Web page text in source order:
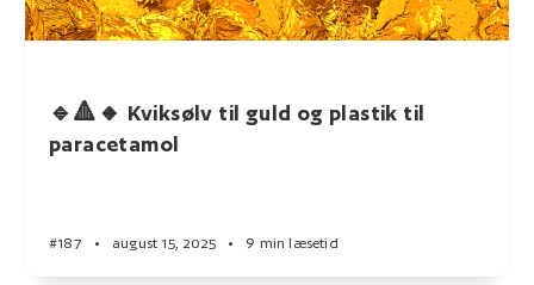
🔹🔺🔸 Kviksølv til guld og plastik til
paracetamol
#187 • august 15, 2025 • 9 min læsetid